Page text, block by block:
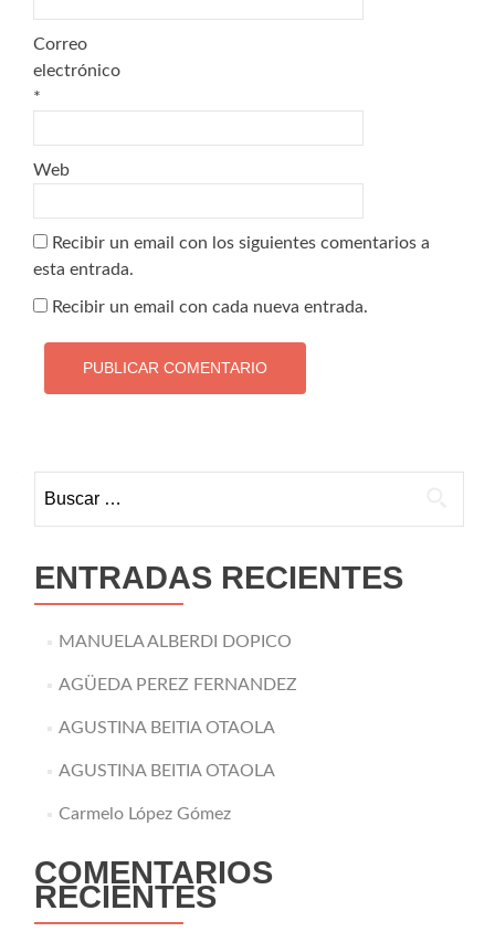
Correo
electrónico
*
Web
Recibir un email con los siguientes comentarios a
esta entrada.
Recibir un email con cada nueva entrada.
ENTRADAS RECIENTES
MANUELA ALBERDI DOPICO
AGÜEDA PEREZ FERNANDEZ
AGUSTINA BEITIA OTAOLA
AGUSTINA BEITIA OTAOLA
Carmelo López Gómez
COMENTARIOS
RECIENTES